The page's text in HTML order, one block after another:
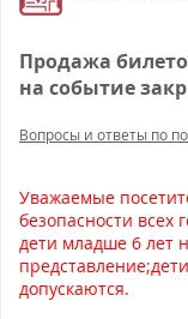
Продажа
на событие
Вопросы и ответы по
Уважаемые
безопасности всех
дети младше 6 лет
допускаются.